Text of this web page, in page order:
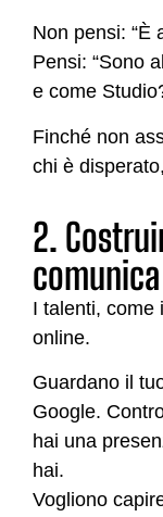
Non pensi: “È
Pensi: “Sono
e come
Finché non
chi è
2.
I talenti, come
online.
Guardano il
Google.
hai una
hai.
Vogliono